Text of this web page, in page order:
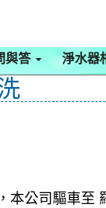
與答 淨水器
公司驅車